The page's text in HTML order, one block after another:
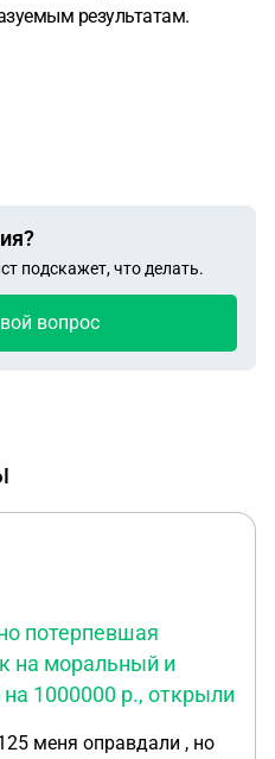
результатам.
подскажет, что делать.
вопрос
потерпевшая
на моральный и
1000000 р., открыли
меня оправдали , но